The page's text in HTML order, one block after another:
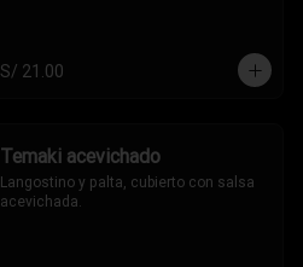
S/ 21.00
Temaki acevichado
Langostino y palta, cubierto con salsa
acevichada.